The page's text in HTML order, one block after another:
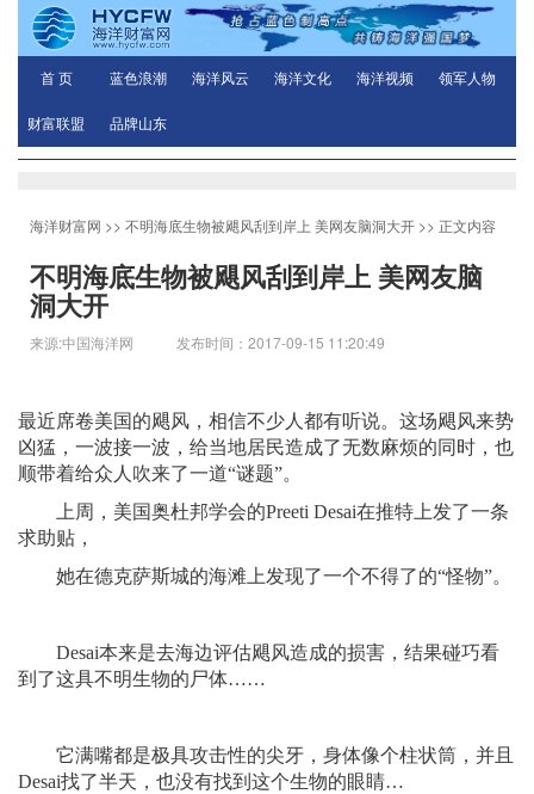
首 页 蓝色浪潮 海洋风云 海洋文化 海洋视频 领军人物
财富联盟 品牌山东
海洋财富网 >> 不明海底生物被飓风刮到岸上 美网友脑洞大开 >> 正文内容
不明海底生物被飓风刮到岸上 美网友脑
洞大开
来源:中国海洋网 发布时间：2017-09-15 11:20:49
最近席卷美国的飓风，相信不少人都有听说。这场飓风来势
凶猛，一波接一波，给当地居民造成了无数麻烦的同时，也
顺带着给众人吹来了一道“谜题”。
上周，美国奥杜邦学会的Preeti Desai在推特上发了一条
求助贴，
她在德克萨斯城的海滩上发现了一个不得了的“怪物”。
Desai本来是去海边评估飓风造成的损害，结果碰巧看
到了这具不明生物的尸体……
它满嘴都是极具攻击性的尖牙，身体像个柱状筒，并且
Desai找了半天，也没有找到这个生物的眼睛…